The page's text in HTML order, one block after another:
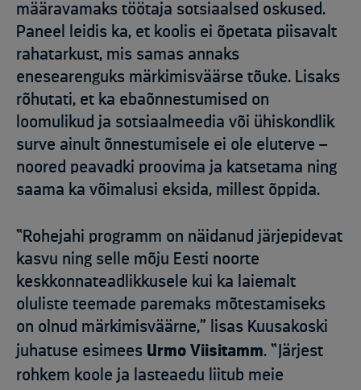
määravamaks töötaja sotsiaalsed oskused.
Paneel leidis ka, et koolis ei õpetata piisavalt
rahatarkust, mis samas annaks
enesearenguks märkimisväärse tõuke. Lisaks
rõhutati, et ka ebaõnnestumised on
loomulikud ja sotsiaalmeedia või ühiskondlik
surve ainult õnnestumisele ei ole eluterve –
noored peavadki proovima ja katsetama ning
saama ka võimalusi eksida, millest õppida.
“Rohejahi programm on näidanud järjepidevat
kasvu ning selle mõju Eesti noorte
keskkonnateadlikkusele kui ka laiemalt
oluliste teemade paremaks mõtestamiseks
on olnud märkimisväärne,” lisas Kuusakoski
juhatuse esimees Urmo Viisitamm. “Järjest
rohkem koole ja lasteaedu liitub meie